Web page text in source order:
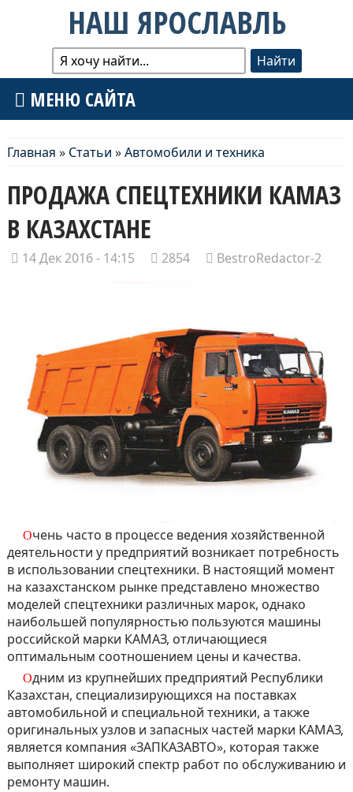
НАШ ЯРОСЛАВЛЬ
МЕНЮ САЙТА
Главная » Статьи »Автомобили и техника
ПРОДАЖА СПЕЦТЕХНИКИ КАМАЗ
В КАЗАХСТАНЕ
14 Дек 2016 - 14:15 2854 BestroRedactor-2
Очень часто в процессе ведения хозяйственной
деятельности у предприятий возникает потребность
в использовании спецтехники. В настоящий момент
на казахстанском рынке представлено множество
моделей спецтехники различных марок, однако
наибольшей популярностью пользуются машины
российской марки КАМАЗ, отличающиеся
оптимальным соотношением цены и качества.
Одним из крупнейших предприятий Республики
Казахстан, специализирующихся на поставках
автомобильной и специальной техники, а также
оригинальных узлов и запасных частей марки КАМАЗ,
является компания «ЗАПКАЗАВТО», которая также
выполняет широкий спектр работ по обслуживанию и
ремонту машин.